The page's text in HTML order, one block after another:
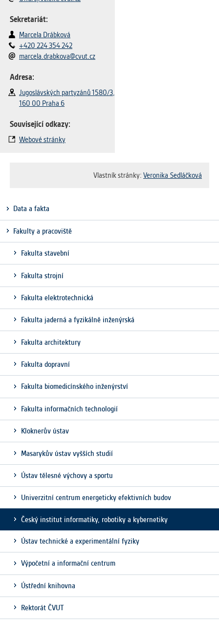
Sekretariát:
Marcela Drábková
+420 224 354 242
marcela.drabkova@cvut.cz
Adresa:
Jugoslávských partyzánů 1580/3,
160 00 Praha 6
Související odkazy:
Webové stránky
Vlastník stránky: Veronika Sedláčková
Data a fakta
Fakulty a pracoviště
Fakulta stavební
Fakulta strojní
Fakulta elektrotechnická
Fakulta jaderná a fyzikálně inženýrská
Fakulta architektury
Fakulta dopravní
Fakulta biomedicínského inženýrství
Fakulta informačních technologií
Kloknerův ústav
Masarykův ústav vyšších studií
Ústav tělesné výchovy a sportu
Univerzitní centrum energeticky efektivních budov
Český institut informatiky, robotiky a kybernetiky
Ústav technické a experimentální fyziky
Výpočetní a informační centrum
Ústřední knihovna
Rektorát ČVUT